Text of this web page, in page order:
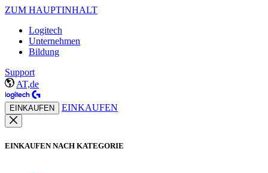
ZUM HAUPTINHALT
Logitech
Unternehmen
Bildung
Support
AT,de
EINKAUFEN EINKAUFEN
EINKAUFEN NACH KATEGORIE